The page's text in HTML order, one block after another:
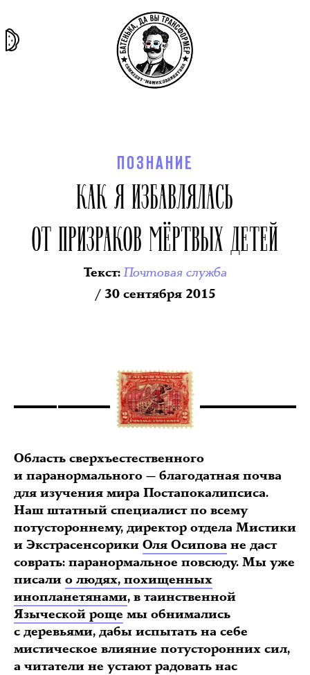
ПОЗНАНИЕ
КАК Я ИЗБАВЛЯЛАСЬ
ОТ ПРИЗРАКОВ МЁРТВЫХ ДЕТЕЙ
Текст:Почтовая служба
/ 30 сентября 2015
Область сверхъестественного
и паранормального — благодатная почва
для изучения мира Постапокалипсиса.
Наш штатный специалист по всему
потустороннему, директор отдела Мистики
и Экстрасенсорики Оля Осипова не даст
соврать: паранормальное повсюду. Мы уже
писали о людях, похищенных
инопланетянами, в таинственной
Языческой роще мы обнимались
с деревьями, дабы испытать на себе
мистическое влияние потусторонних сил,
а читатели не устают радовать нас